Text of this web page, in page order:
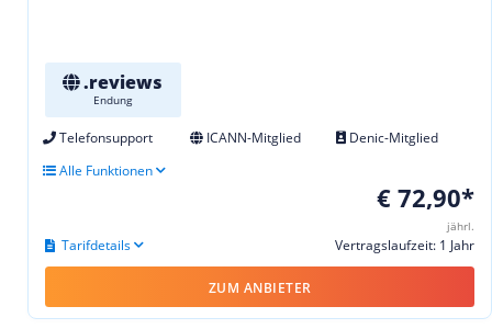
.reviews
Endung
Telefonsupport ICANN-Mitglied
Denic-Mitglied
Alle Funktionen
€ 72,90*
jährl.
Vertragslaufzeit: 1 Jahr
Tarifdetails
ZUM ANBIETER